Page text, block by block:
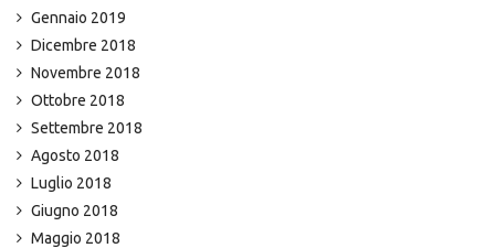
Gennaio 2019
Dicembre 2018
Novembre 2018
Ottobre 2018
Settembre 2018
Agosto 2018
Luglio 2018
Giugno 2018
Maggio 2018